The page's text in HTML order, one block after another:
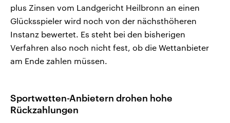
plus Zinsen vom Landgericht Heilbronn an einen
Glücksspieler wird noch von der nächsthöheren
Instanz bewertet. Es steht bei den bisherigen
Verfahren also noch nicht fest, ob die Wettanbieter
am Ende zahlen müssen.
Sportwetten-Anbietern drohen hohe
Rückzahlungen